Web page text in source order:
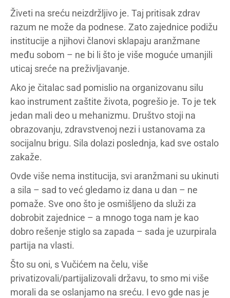
Živeti na sreću neizdržljivo je. Taj pritisak zdrav
razum ne može da podnese. Zato zajednice podižu
institucije a njihovi članovi sklapaju aranžmane
među sobom – ne bi li što je više moguće umanjili
uticaj sreće na preživljavanje.
Ako je čitalac sad pomislio na organizovanu silu
kao instrument zaštite života, pogrešio je. To je tek
jedan mali deo u mehanizmu. Društvo stoji na
obrazovanju, zdravstvenoj nezi i ustanovama za
socijalnu brigu. Sila dolazi poslednja, kad sve ostalo
zakaže.
Ovde više nema institucija, svi aranžmani su ukinuti
a sila – sad to već gledamo iz dana u dan – ne
pomaže. Sve ono što je osmišljeno da služi za
dobrobit zajednice – a mnogo toga nam je kao
dobro rešenje stiglo sa zapada – sada je uzurpirala
partija na vlasti.
Što su oni, s Vučićem na čelu, više
privatizovali/partijalizovali državu, to smo mi više
morali da se oslanjamo na sreću. I evo gde nas je